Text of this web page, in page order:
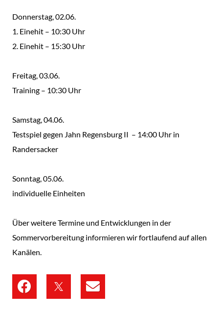
Donnerstag, 02.06.
1. Einehit – 10:30 Uhr
2. Einehit – 15:30 Uhr
Freitag, 03.06.
Training – 10:30 Uhr
Samstag, 04.06.
Testspiel gegen Jahn Regensburg II – 14:00 Uhr in
Randersacker
Sonntag, 05.06.
individuelle Einheiten
Über weitere Termine und Entwicklungen in der
Sommervorbereitung informieren wir fortlaufend auf allen
Kanälen.